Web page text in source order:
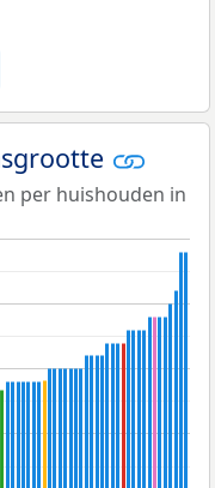
per huishouden in